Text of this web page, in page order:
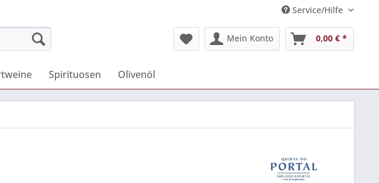
Service/Hilfe
Mein Konto 0,00 € *
Spirituosen Olivenöl